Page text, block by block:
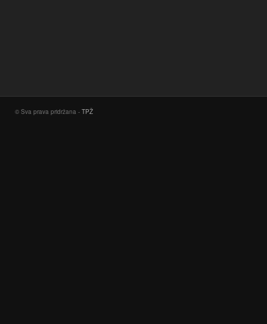
© Sva prava pridržana - TPŽ